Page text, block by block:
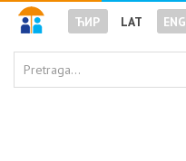
ЋИР LAT ENG